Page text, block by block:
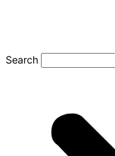
Search